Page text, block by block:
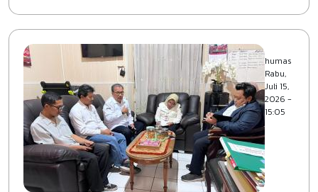
humas
Rabu,
Juli 15,
2026 -
15:05